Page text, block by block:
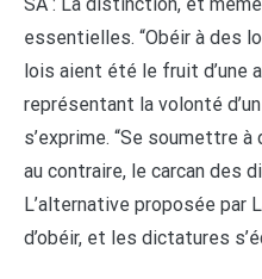
essentielles. “Obéir à des
lois aient été le fruit d’une
représentant la volonté
s’exprime. “Se soumettre
au contraire, le carcan des
L’alternative proposée par
d’obéir, et les dictatures